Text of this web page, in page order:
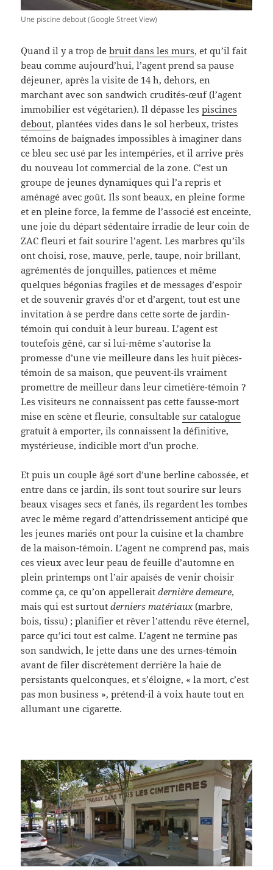
Une piscine debout (Google Street View)
Quand il y a trop debruit dans les murs, et qu’il fait
beau comme aujourd’hui, l’agent prend sa pause
déjeuner, après la visite de 14 h, dehors, en
marchant avec son sandwich crudités-œuf (l’agent
immobilier est végétarien). Il dépasse lespiscines
debout, plantées vides dans le sol herbeux, tristes
témoins de baignades impossibles à imaginer dans
ce bleu sec usé par les intempéries, et il arrive près
du nouveau lot commercial de la zone. C’est un
groupe de jeunes dynamiques qui l’a repris et
aménagé avec goût. Ils sont beaux, en pleine forme
et en pleine force, la femme de l’associé est enceinte,
une joie du départ sédentaire irradie de leur coin de
ZAC fleuri et fait sourire l’agent. Les marbres qu’ils
ont choisi, rose, mauve, perle, taupe, noir brillant,
agrémentés de jonquilles, patiences et même
quelques bégonias fragiles et de messages d’espoir
et de souvenir gravés d’or et d’argent, tout est une
invitation à se perdre dans cette sorte de jardin-
témoin qui conduit à leur bureau. L’agent est
toutefois gêné, car si lui-même s’autorise la
promesse d’une vie meilleure dans les huit pièces-
témoin de sa maison, que peuvent-ils vraiment
promettre de meilleur dans leur cimetière-témoin ?
Les visiteurs ne connaissent pas cette fausse-mort
mise en scène et fleurie, consultablesur catalogue
gratuit à emporter, ils connaissent la définitive,
mystérieuse, indicible mort d’un proche.
Et puis un couple âgé sort d’une berline cabossée, et
entre dans ce jardin, ils sont tout sourire sur leurs
beaux visages secs et fanés, ils regardent les tombes
avec le même regard d’attendrissement anticipé que
les jeunes mariés ont pour la cuisine et la chambre
de la maison-témoin. L’agent ne comprend pas, mais
ces vieux avec leur peau de feuille d’automne en
plein printemps ont l’air apaisés de venir choisir
comme ça, ce qu’on appelleraitdernière demeure,
mais qui est surtoutderniers matériaux(marbre,
bois, tissu) ; planifier et rêver l’attendu rêve éternel,
parce qu’ici tout est calme. L’agent ne termine pas
son sandwich, le jette dans une des urnes-témoin
avant de filer discrètement derrière la haie de
persistants quelconques, et s’éloigne, « la mort, c’est
pas mon business », prétend-il à voix haute tout en
allumant une cigarette.